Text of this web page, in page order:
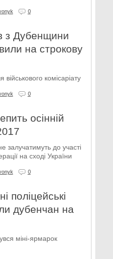
0
з Дубенщини
на строкову
комісаріату
0
осінній
залучатимуть до участі
на сході України
0
поліцейські
дубенчан на
міні-ярмарок